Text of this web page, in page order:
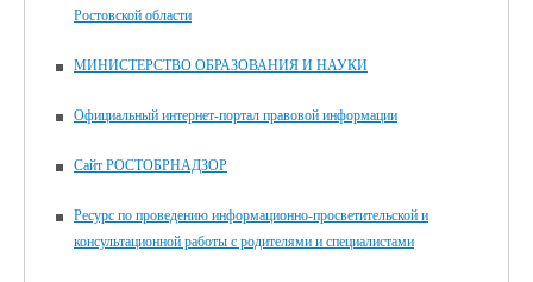
Ростовской области
МИНИСТЕРСТВО ОБРАЗОВАНИЯ И НАУКИ
Официальный интернет-портал правовой информации
Сайт РОСТОБРНАДЗОР
Ресурс по проведению информационно-просветительской и
консультационной работы с родителями и специалистами